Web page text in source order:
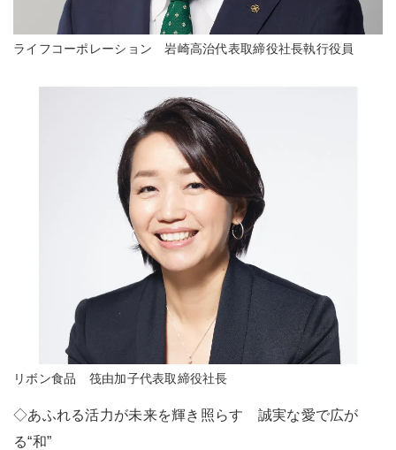
ライフコーポレーション 岩崎高治代表取締役社長執行役員
リボン食品 筏由加子代表取締役社長
◇あふれる活力が未来を輝き照らす 誠実な愛で広が
る“和”